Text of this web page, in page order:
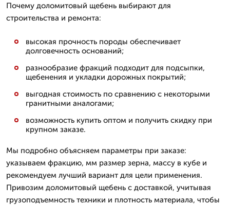
Почему доломитовый щебень выбирают для
строительства и ремонта:
высокая прочность породы обеспечивает
долговечность оснований;
разнообразие фракций подходит для подсыпки,
щебенения и укладки дорожных покрытий;
выгодная стоимость по сравнению с некоторыми
гранитными аналогами;
возможность купить оптом и получить скидку при
крупном заказе.
Мы подробно объясняем параметры при заказе:
указываем фракцию, мм размер зерна, массу в кубе и
рекомендуем лучший вариант для цели применения.
Привозим доломитовый щебень с доставкой, учитывая
грузоподъемность техники и плотность материала, чтобы